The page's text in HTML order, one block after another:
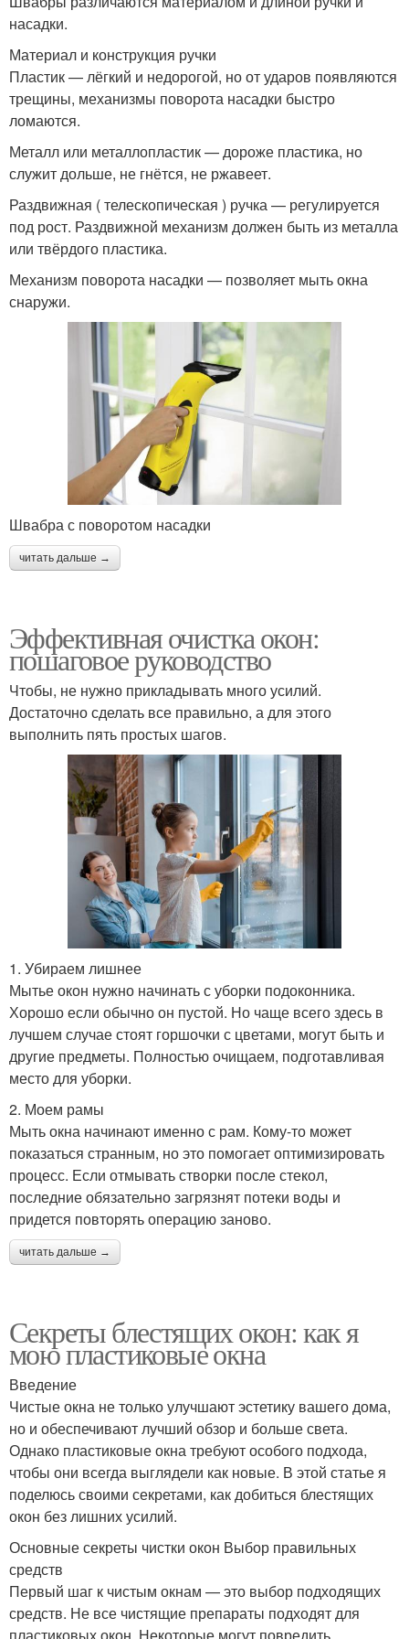
насадки.
Материал и конструкция ручки
Пластик — лёгкий и недорогой, но от ударов появляются
трещины, механизмы поворота насадки быстро
ломаются.
Металл или металлопластик — дороже пластика, но
служит дольше, не гнётся, не ржавеет.
Раздвижная ( телескопическая ) ручка — регулируется
под рост. Раздвижной механизм должен быть из металла
или твёрдого пластика.
Механизм поворота насадки — позволяет мыть окна
снаружи.
Швабра с поворотом насадки
читать дальше →
Эффективная очистка окон:
пошаговое руководство
Чтобы, не нужно прикладывать много усилий.
Достаточно сделать все правильно, а для этого
выполнить пять простых шагов.
1. Убираем лишнее
Мытье окон нужно начинать с уборки подоконника.
Хорошо если обычно он пустой. Но чаще всего здесь в
лучшем случае стоят горшочки с цветами, могут быть и
другие предметы. Полностью очищаем, подготавливая
место для уборки.
2. Моем рамы
Мыть окна начинают именно с рам. Кому-то может
показаться странным, но это помогает оптимизировать
процесс. Если отмывать створки после стекол,
последние обязательно загрязнят потеки воды и
придется повторять операцию заново.
читать дальше →
Секреты блестящих окон: как я
мою пластиковые окна
Введение
Чистые окна не только улучшают эстетику вашего дома,
но и обеспечивают лучший обзор и больше света.
Однако пластиковые окна требуют особого подхода,
чтобы они всегда выглядели как новые. В этой статье я
поделюсь своими секретами, как добиться блестящих
окон без лишних усилий.
Основные секреты чистки окон Выбор правильных
средств
Первый шаг к чистым окнам — это выбор подходящих
средств. Не все чистящие препараты подходят для